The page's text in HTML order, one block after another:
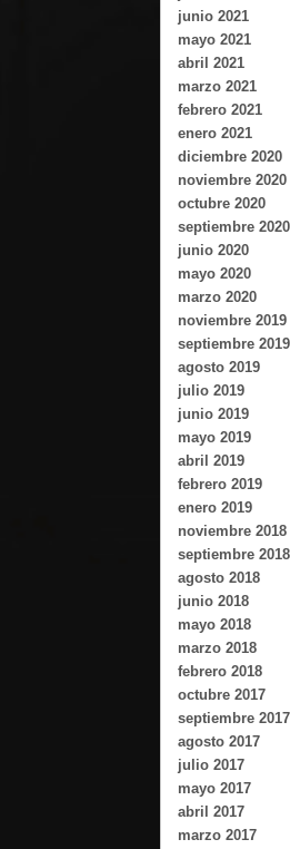
junio 2021
mayo 2021
abril 2021
marzo 2021
febrero 2021
enero 2021
diciembre 2020
noviembre 2020
octubre 2020
septiembre 2020
junio 2020
mayo 2020
marzo 2020
noviembre 2019
septiembre 2019
agosto 2019
julio 2019
junio 2019
mayo 2019
abril 2019
febrero 2019
enero 2019
noviembre 2018
septiembre 2018
agosto 2018
junio 2018
mayo 2018
marzo 2018
febrero 2018
octubre 2017
septiembre 2017
agosto 2017
julio 2017
mayo 2017
abril 2017
marzo 2017